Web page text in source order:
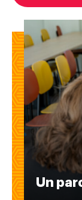
Un